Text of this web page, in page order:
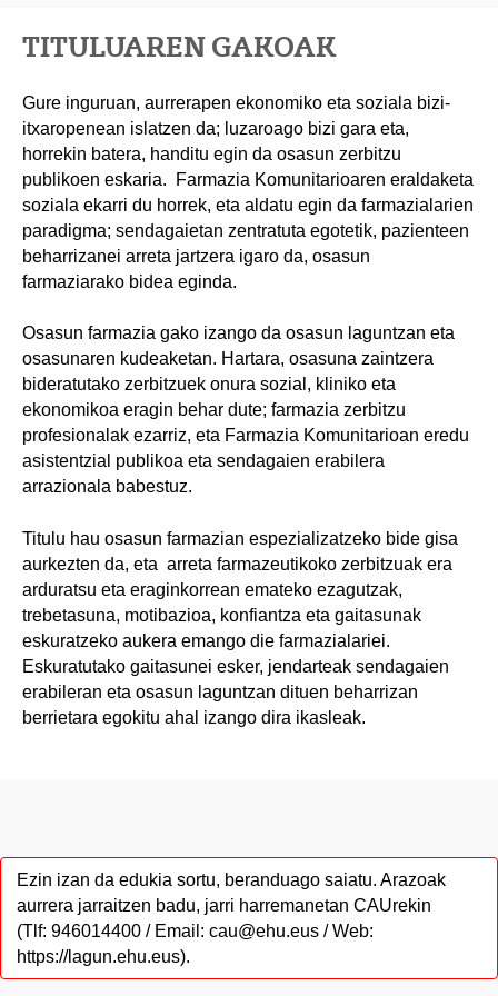
TITULUAREN GAKOAK
Gure inguruan, aurrerapen ekonomiko eta soziala bizi-
itxaropenean islatzen da; luzaroago bizi gara eta,
horrekin batera, handitu egin da osasun zerbitzu
publikoen eskaria. Farmazia Komunitarioaren eraldaketa
soziala ekarri du horrek, eta aldatu egin da farmazialarien
paradigma; sendagaietan zentratuta egotetik, pazienteen
beharrizanei arreta jartzera igaro da, osasun
farmaziarako bidea eginda.
Osasun farmazia gako izango da osasun laguntzan eta
osasunaren kudeaketan. Hartara, osasuna zaintzera
bideratutako zerbitzuek onura sozial, kliniko eta
ekonomikoa eragin behar dute; farmazia zerbitzu
profesionalak ezarriz, eta Farmazia Komunitarioan eredu
asistentzial publikoa eta sendagaien erabilera
arrazionala babestuz.
Titulu hau osasun farmazian espezializatzeko bide gisa
aurkezten da, eta arreta farmazeutikoko zerbitzuak era
arduratsu eta eraginkorrean emateko ezagutzak,
trebetasuna, motibazioa, konfiantza eta gaitasunak
eskuratzeko aukera emango die farmazialariei.
Eskuratutako gaitasunei esker, jendarteak sendagaien
erabileran eta osasun laguntzan dituen beharrizan
berrietara egokitu ahal izango dira ikasleak.
Ezin izan da edukia sortu, beranduago saiatu. Arazoak
aurrera jarraitzen badu, jarri harremanetan CAUrekin
(Tlf: 946014400 / Email: cau@ehu.eus / Web:
https://lagun.ehu.eus).